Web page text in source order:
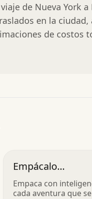
de Nueva York
en la
de costos
Empácalo
Inteligentemente
Empaca con
cada aventura que